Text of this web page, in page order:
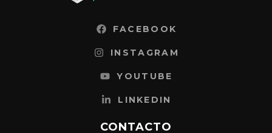
FACEBOOK
INSTAGRAM
YOUTUBE
LINKEDIN
CONTACTO